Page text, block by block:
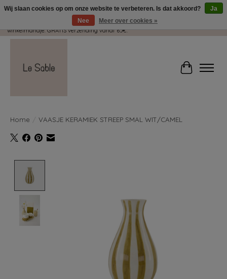
Wij pakken met plezier jouw kadootjes GRATIS in! Duid dit zeker aan in je
winkelmandje. GRATIS verzending vanaf 65€.
Home VAASJE KERAMIEK STREEP SMAL WIT/CAMEL
Wij slaan cookies op om onze website te verbeteren. Is dat akkoord?
Ja
Nee
Meer over cookies »